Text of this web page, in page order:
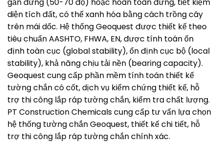
gần đứng (50-70 độ) hoặc hoàn toàn đứng, tiết kiệm
diện tích đất, có thể xanh hóa bằng cách trồng cây
trên mái dốc. Hệ thống Geoquest được thiết kế theo
tiêu chuẩn AASHTO, FHWA, EN, được tính toán ổn
định toàn cục (global stability), ổn định cục bộ (local
stability), khả năng chịu tải nền (bearing capacity).
Geoquest cung cấp phần mềm tính toán thiết kế
tường chắn có cốt, dịch vụ kiểm chứng thiết kế, hỗ
trợ thi công lắp ráp tường chắn, kiểm tra chất lượng.
PT Construction Chemicals cung cấp tư vấn lựa chọn
hệ thống tường chắn Geoquest, thiết kế chi tiết, hỗ
trợ thi công lắp ráp tường chắn chính xác.